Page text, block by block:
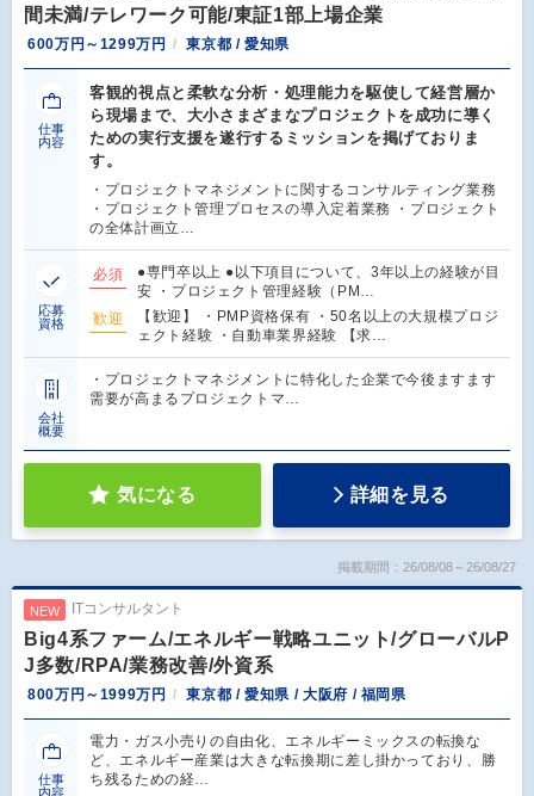
間未満/テレワーク可能/東証1部上場企業
600万円～1299万円 東京都 / 愛知県
仕事
内容
客観的視点と柔軟な分析・処理能力を駆使して経営層か
ら現場まで、大小さまざまなプロジェクトを成功に導く
ための実行支援を遂行するミッションを掲げておりま
す。
・プロジェクトマネジメントに関するコンサルティング業務
・プロジェクト管理プロセスの導入定着業務 ・プロジェクト
の全体計画立…
応募
資格
必須
●専門卒以上 ●以下項目について、3年以上の経験が目
安 ・プロジェクト管理経験（PM…
歓迎
【歓迎】 ・PMP資格保有 ・50名以上の大規模プロジ
ェクト経験 ・自動車業界経験 【求…
会社
概要
・プロジェクトマネジメントに特化した企業で今後ますます
需要が高まるプロジェクトマ…
気になる 詳細を見る
掲載期間：26/08/08～26/08/27
NEW ITコンサルタント
Big4系ファーム/エネルギー戦略ユニット/グローバルP
J多数/RPA/業務改善/外資系
800万円～1999万円 東京都 / 愛知県 / 大阪府 / 福岡県
仕事
内容
電力・ガス小売りの自由化、エネルギーミックスの転換な
ど、エネルギー産業は大きな転換期に差し掛かっており、勝
ち残るための経…